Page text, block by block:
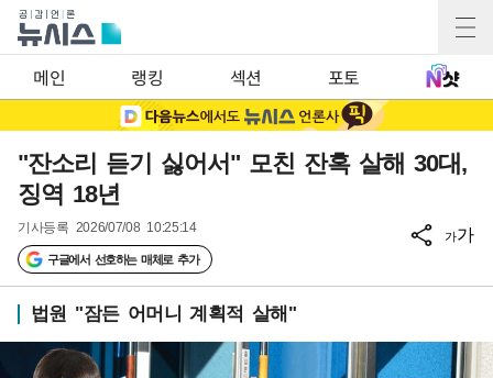
메인 랭킹 섹션 포토
"잔소리 듣기 싫어서" 모친 잔혹 살해 30대,
징역 18년
기사등록 2026/07/08 10:25:14
구글에서 선호하는 매체로 추가
가가
법원 "잠든 어머니 계획적 살해"